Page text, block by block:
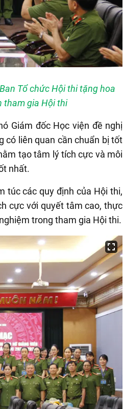
Tổ chức Hội thi tặng hoa
tham gia Hội thi
Giám đốc Học viện đề nghị
có liên quan cần chuẩn bị tốt
tạo tâm lý tích cực và môi
nhất.
túc các quy định của Hội thi,
cực với quyết tâm cao, thực
trong tham gia Hội thi.